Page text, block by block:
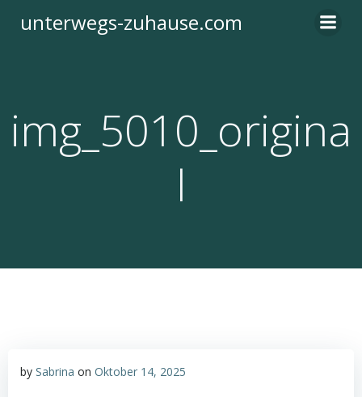
Inhalt
unterwegs-zuhause.com
img_5010_origina
l
by Sabrina on Oktober 14, 2025